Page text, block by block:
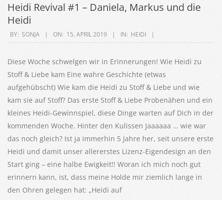
Heidi Revival #1 – Daniela, Markus und die
Heidi
2019-
15
BY: SONJA ON: 15. APRIL 2019 IN: HEIDI
Diese Woche schwelgen wir in Erinnerungen! Wie Heidi zu
Stoff & Liebe kam Eine wahre Geschichte (etwas
aufgehübscht) Wie kam die Heidi zu Stoff & Liebe und wie
kam sie auf Stoff? Das erste Stoff & Liebe Probenähen und ein
kleines Heidi-Gewinnspiel, diese Dinge warten auf Dich in der
kommenden Woche. Hinter den Kulissen Jaaaaaa … wie war
das noch gleich? Ist ja immerhin 5 Jahre her, seit unsere erste
Heidi und damit unser allererstes Lizenz-Eigendesign an den
Start ging – eine halbe Ewigkeit!! Woran ich mich noch gut
erinnern kann, ist, dass meine Holde mir ziemlich lange in
den Ohren gelegen hat: „Heidi auf